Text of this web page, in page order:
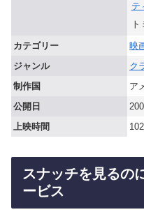
テ
ト
カテゴリー
映
ジャンル
ク
制作国
ア
公開日
上映時間
スナッチを見るの
ービス